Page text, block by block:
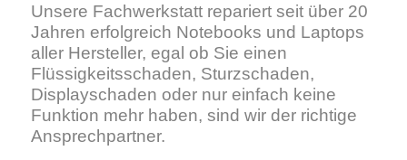
Unsere Fachwerkstatt repariert seit über 20
Jahren erfolgreich Notebooks und Laptops
aller Hersteller, egal ob Sie einen
Flüssigkeitsschaden, Sturzschaden,
Displayschaden oder nur einfach keine
Funktion mehr haben, sind wir der richtige
Ansprechpartner.